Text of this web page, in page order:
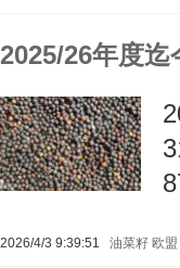
2025/26年度
2026/4/3 9:39:51 油菜籽 欧盟